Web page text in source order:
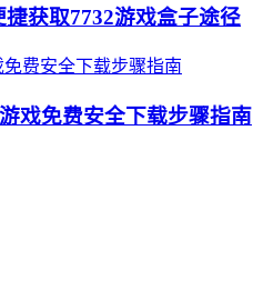
获取7732游戏盒子途径
戏免费安全下载步骤指南